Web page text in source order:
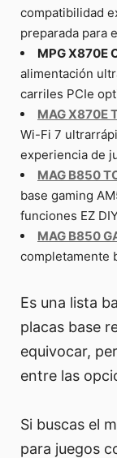
compatibilidad
preparada para
MPG X870E
alimentación
carriles PCIe
MAG X870E
Wi-Fi 7
experiencia de
MAG B850
base gaming
funciones EZ
MAG B850
completamente
Es una lista
placas base
equivocar,
entre las
Si buscas el
para juegos